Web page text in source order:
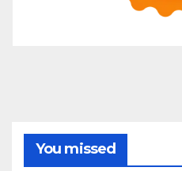
You missed